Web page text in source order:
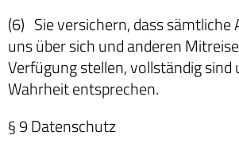
(6) Sie versichern, dass sämtliche
uns über sich und anderen
Verfügung stellen, vollständig sind
Wahrheit entsprechen.
§ 9 Datenschutz